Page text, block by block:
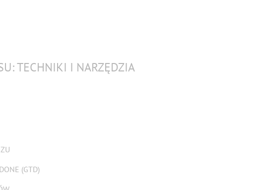
TECHNIKI I NARZĘDZIA
(GTD)